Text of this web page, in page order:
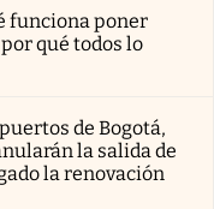
funciona poner
qué todos lo
de Bogotá,
la salida de
la renovación